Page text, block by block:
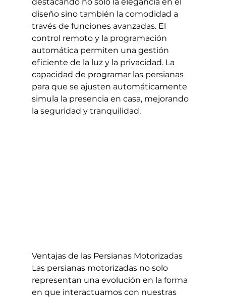
diseño sino también la comodidad a
través de funciones avanzadas. El
control remoto y la programación
automática permiten una gestión
eficiente de la luz y la privacidad. La
capacidad de programar las persianas
para que se ajusten automáticamente
simula la presencia en casa, mejorando
la seguridad y tranquilidad.
Ventajas de las Persianas Motorizadas
Las persianas motorizadas no solo
representan una evolución en la forma
en que interactuamos con nuestras